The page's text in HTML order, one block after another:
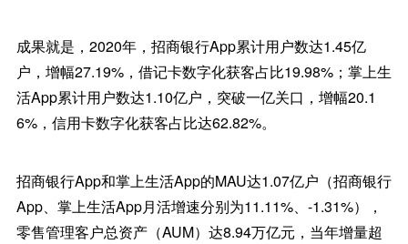
成果就是，2020年，招商银行App累计用户数达1.45亿
户，增幅27.19%，借记卡数字化获客占比19.98%；掌上生
活App累计用户数达1.10亿户，突破一亿关口，增幅20.1
6%，信用卡数字化获客占比达62.82%。
招商银行App和掌上生活App的MAU达1.07亿户（招商银行
App、掌上生活App月活增速分别为11.11%、-1.31%），
零售管理客户总资产（AUM）达8.94万亿元，当年增量超